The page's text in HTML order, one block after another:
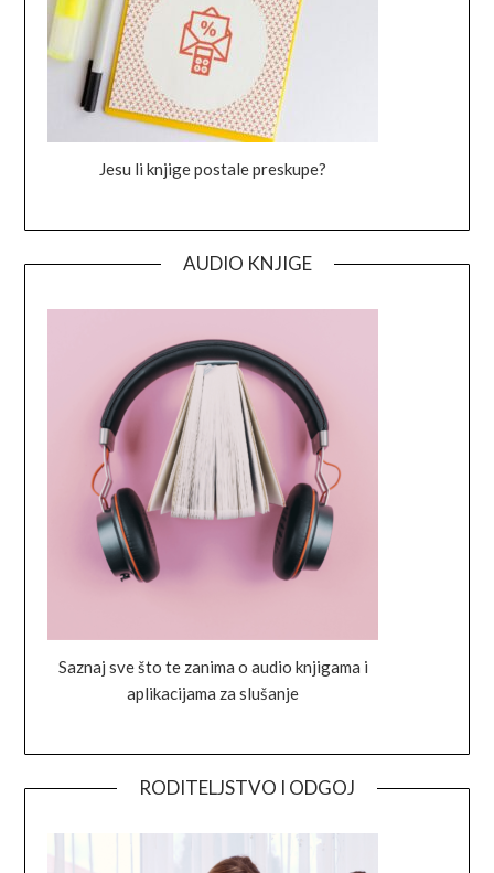
Jesu li knjige postale preskupe?
AUDIO KNJIGE
Saznaj sve što te zanima o audio knjigama i
aplikacijama za slušanje
RODITELJSTVO I ODGOJ